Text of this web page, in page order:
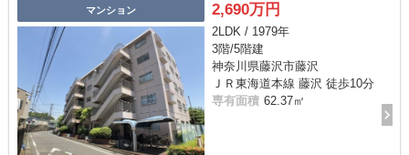
マンション 2,690万円
2LDK / 1979年
3階/5階建
神奈川県藤沢市藤沢
ＪＲ東海道本線 藤沢 徒歩10分
専有面積 62.37㎡